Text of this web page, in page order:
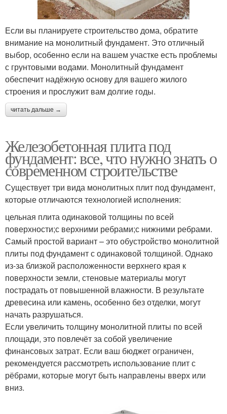
Если вы планируете строительство дома, обратите
внимание на монолитный фундамент. Это отличный
выбор, особенно если на вашем участке есть проблемы
с грунтовыми водами. Монолитный фундамент
обеспечит надёжную основу для вашего жилого
строения и прослужит вам долгие годы.
читать дальше →
Железобетонная плита под
фундамент: все, что нужно знать о
современном строительстве
Существует три вида монолитных плит под фундамент,
которые отличаются технологией исполнения:
цельная плита одинаковой толщины по всей
поверхности;с верхними ребрами;с нижними ребрами.
Самый простой вариант – это обустройство монолитной
плиты под фундамент с одинаковой толщиной. Однако
из-за близкой расположенности верхнего края к
поверхности земли, стеновые материалы могут
пострадать от повышенной влажности. В результате
древесина или камень, особенно без отделки, могут
начать разрушаться.
Если увеличить толщину монолитной плиты по всей
площади, это повлечёт за собой увеличение
финансовых затрат. Если ваш бюджет ограничен,
рекомендуется рассмотреть использование плит с
рёбрами, которые могут быть направлены вверх или
вниз.